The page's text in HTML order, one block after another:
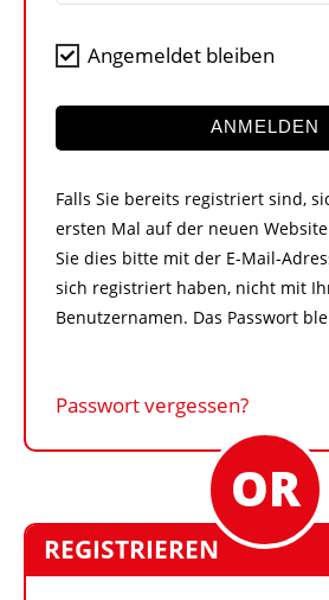
KONTAKT
Angemeldet bleiben
ANMELDEN
Falls Sie bereits registriert sind,
ersten Mal auf der neuen
Sie dies bitte mit der E-Mail-
sich registriert haben, nicht mit
Benutzernamen. Das Passwort
Passwort vergessen?
REGISTRIEREN